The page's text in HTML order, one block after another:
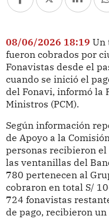
08/06/2026 18:19 Un
fueron cobrados por
Fonavistas desde el
cuando se inició el
del Fonavi, informó la
Ministros (PCM).
Según información
de Apoyo a la
personas recibieron
las ventanillas del
780 pertenecen al
cobraron en total S/
724 fonavistas
de pago, recibieron